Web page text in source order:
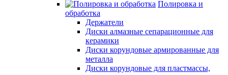
Полировка и
обработка
Держатели
Диски алмазные сепарационные для
керамики
Диски корундовые армированные для
металла
Диски корундовые для пластмассы,